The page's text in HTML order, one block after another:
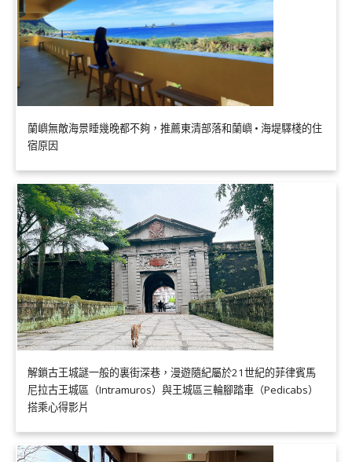
蘭嶼無敵海景睡幾晚都不夠，推薦東清部落和蘭嶼 • 海堤驛棧的住
宿原因
解鎖古王城謎一般的裏街深巷，漫遊隨紀屬於21世紀的菲律賓馬
尼拉古王城區（Intramuros）與王城區三輪腳踏車（Pedicabs）
搭乘心得影片